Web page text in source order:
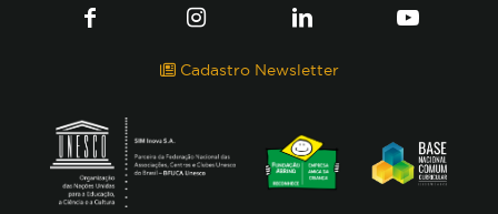
Cadastro Newsletter